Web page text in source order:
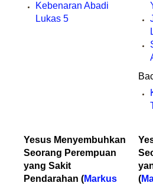
Kebenaran Abadi
Lukas 5
Yesus Menyembuhkan
Seorang Perempuan
yang Sakit
Pendarahan (Markus
(